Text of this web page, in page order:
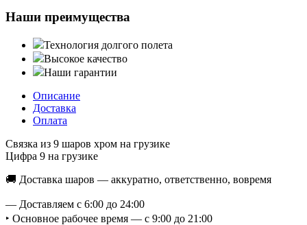
Наши преимущества
Технология долгого полета
Высокое качество
Наши гарантии
Описание
Доставка
Оплата
Связка из 9 шаров хром на грузике
Цифра 9 на грузике
🚚 Доставка шаров — аккуратно, ответственно, вовремя
— Доставляем с 6:00 до 24:00
‣ Основное рабочее время — с 9:00 до 21:00